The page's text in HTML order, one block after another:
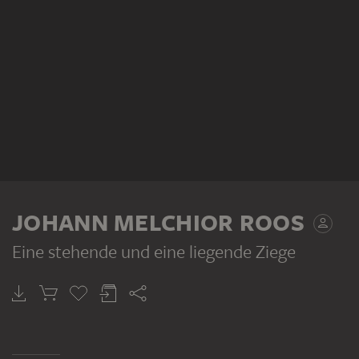
JOHANN MELCHIOR ROOS
Eine stehende und eine liegende Ziege